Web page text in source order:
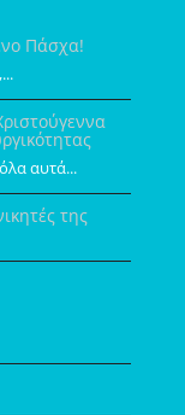
Πάσχα!
αυτά...
της